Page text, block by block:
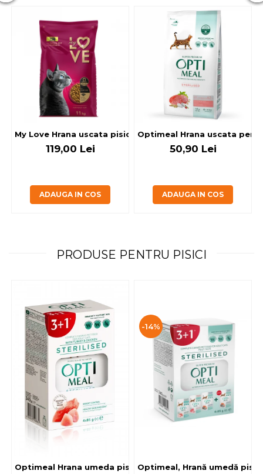
My Love Hrana uscata pisici adulte cu pui, vita si legume,
119,00 Lei
ADAUGA IN COS
Optimeal Hrana uscata
50,90 Lei
ADAUGA IN COS
PRODUSE PENTRU PISICI
Optimeal Hrana umeda pisici
-14%
Optimeal, Hrană umedă